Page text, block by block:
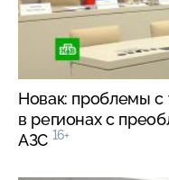
Новак: проблемы с
в регионах с
АЗС 16+